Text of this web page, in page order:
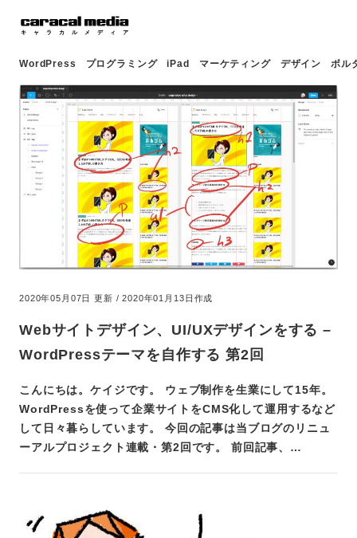
WordPress プログラミング iPad マーケティング デザイン ボル
2020年05月07日 更新 / 2020年01月13日作成
Webサイトデザイン、UI/UXデザインをする –
WordPressテーマを自作する 第2回
こんにちは。ケイジです。 ウェブ制作を生業にして15年。
WordPressを使って企業サイトをCMS化して運用するなど
して日々暮らしています。 今回の記事は当ブログのリニュ
ーアルプロジェクト連載・第2回です。 前回記事、…